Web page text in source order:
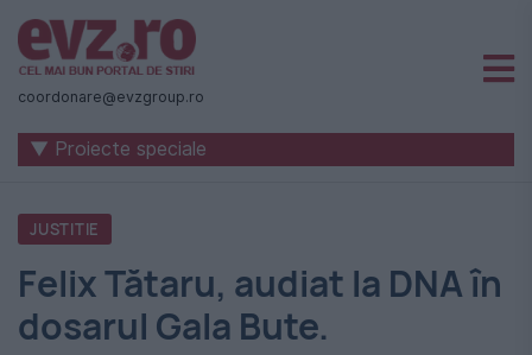
Știri
naționale
internaționale
România
-
Evenimentul
coordonare@evzgroup.ro
▼ Proiecte speciale
JUSTITIE
Felix Tătaru, audiat la DNA în
dosarul Gala Bute.